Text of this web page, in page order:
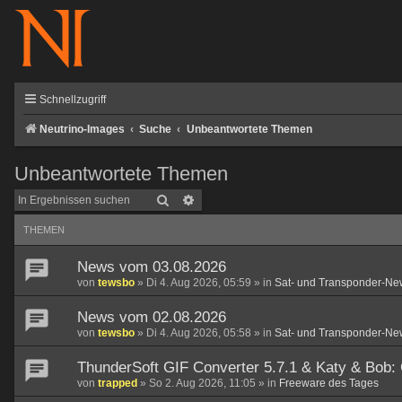
Schnellzugriff
Neutrino-Images Suche Unbeantwortete Themen
Unbeantwortete Themen
Suche
THEMEN
News vom 03.08.2026
von tewsbo » Di 4. Aug 2026, 05:59 » in Sat- und Transponder-
News vom 02.08.2026
von tewsbo » Di 4. Aug 2026, 05:58 » in Sat- und Transponder-
ThunderSoft GIF Converter 5.7.1 & Katy & Bob:
von trapped » So 2. Aug 2026, 11:05 » in Freeware des Tages